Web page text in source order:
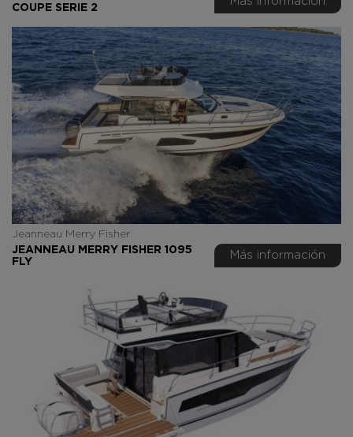
COUPE SERIE 2
Jeanneau Merry Fisher
JEANNEAU MERRY FISHER 1095
FLY
Más información